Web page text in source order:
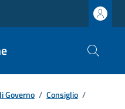
Governo / Consiglio /